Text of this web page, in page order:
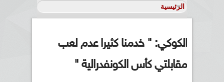
الكوكي: " خدمنا كثيرا عدم لعب
مقابلتي كأس الكونفدرالية "